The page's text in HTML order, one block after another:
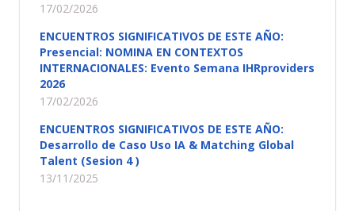
17/02/2026
ENCUENTROS SIGNIFICATIVOS DE ESTE AÑO:
Presencial: NOMINA EN CONTEXTOS
INTERNACIONALES: Evento Semana IHRproviders
2026
17/02/2026
ENCUENTROS SIGNIFICATIVOS DE ESTE AÑO:
Desarrollo de Caso Uso IA & Matching Global
Talent (Sesion 4 )
13/11/2025